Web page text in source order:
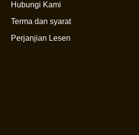
Hubungi Kami
Terma dan syarat
Perjanjian Lesen